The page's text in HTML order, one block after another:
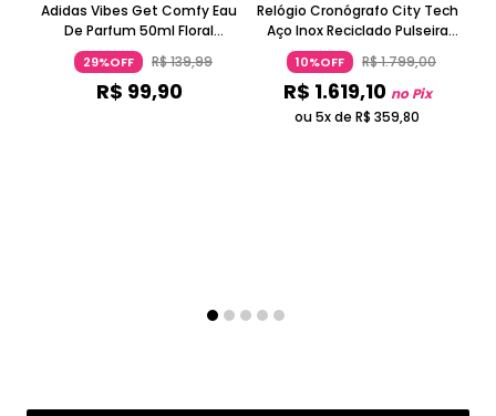
Adidas Vibes Get Comfy Eau
De Parfum 50ml Floral
Ambarado Longa Duração
Vegano ADIDAS
29%OFF R$139,99
R$ 99,90
Relógio Cronógrafo City Tech
Aço Inox Reciclado Pulseira
Resina Preto Adidas
10%OFF R$1.799,00
R$ 1.619,10 no Pix
ou 5x de R$ 359,80